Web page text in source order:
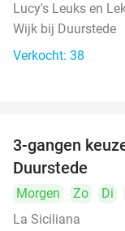
Lucy's Leuks en
Wijk bij Duurstede
Verkocht: 38
3-gangen
Duurstede
Morgen Zo Di
La Siciliana